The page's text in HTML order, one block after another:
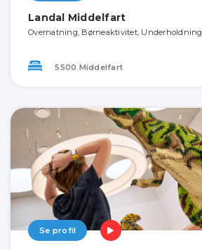
Landal Middelfart
Overnatning, Børneaktivitet, Underholdning
5500 Middelfart
Se profil